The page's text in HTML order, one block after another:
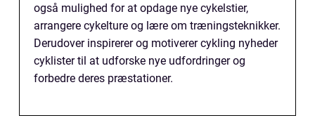
også mulighed for at opdage nye cykelstier,
arrangere cykelture og lære om træningsteknikker.
Derudover inspirerer og motiverer cykling nyheder
cyklister til at udforske nye udfordringer og
forbedre deres præstationer.